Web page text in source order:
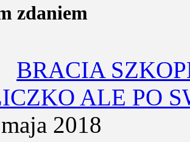
zdaniem
BRACIA
ALE PO
2018